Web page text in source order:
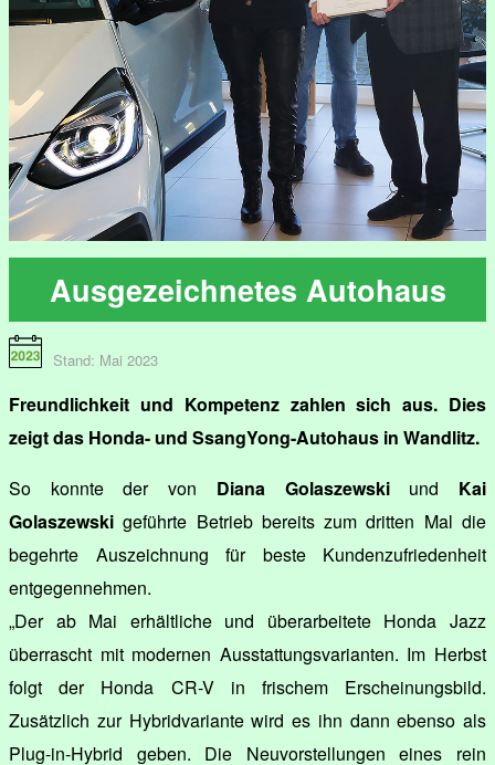
Ausgezeichnetes Autohaus
Stand: Mai 2023
Freundlichkeit und Kompetenz zahlen sich aus. Dies
zeigt das Honda- und SsangYong-Autohaus in Wandlitz.
So konnte der von Diana Golaszewskiund Kai
Golaszewski geführte Betrieb bereits zum dritten Mal die
begehrte Auszeichnung für beste Kundenzufriedenheit
entgegennehmen.
„Der ab Mai erhältliche und überarbeitete Honda Jazz
überrascht mit modernen Ausstattungsvarianten. Im Herbst
folgt der Honda CR-V in frischem Erscheinungsbild.
Zusätzlich zur Hybridvariante wird es ihn dann ebenso als
Plug-in-Hybrid geben. Die Neuvorstellungen eines rein